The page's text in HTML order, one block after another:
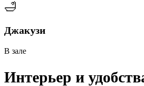
🛁
Джакузи
В зале
Интерьер и